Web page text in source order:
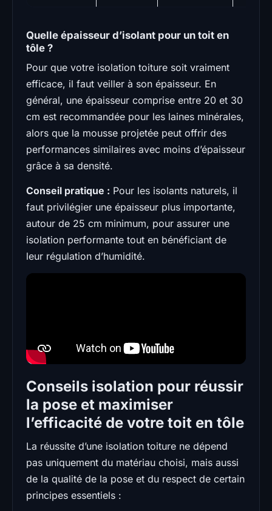
Quelle épaisseur d’isolant pour un toit en
tôle ?
Pour que votre isolation toiture soit vraiment
efficace, il faut veiller à son épaisseur. En
général, une épaisseur comprise entre 20 et 30
cm est recommandée pour les laines minérales,
alors que la mousse projetée peut offrir des
performances similaires avec moins d’épaisseur
grâce à sa densité.
Conseil pratique : Pour les isolants naturels, il
faut privilégier une épaisseur plus importante,
autour de 25 cm minimum, pour assurer une
isolation performante tout en bénéficiant de
leur régulation d’humidité.
Conseils isolation pour réussir
la pose et maximiser
l’efficacité de votre toit en tôle
La réussite d’une isolation toiture ne dépend
pas uniquement du matériau choisi, mais aussi
de la qualité de la pose et du respect de certain
principes essentiels :